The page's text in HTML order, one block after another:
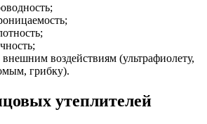
внешним воздействиям (ультрафиолету,
грибку).
утеплителей